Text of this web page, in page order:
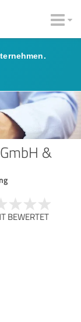
&
BEWERTET